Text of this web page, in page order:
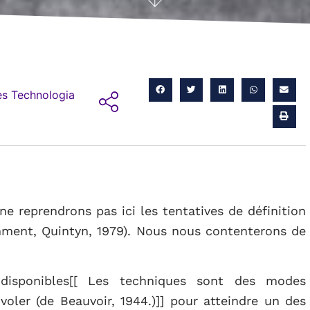
Technologia
reprendrons pas ici les tentatives de définition
Quintyn, 1979). Nous nous contenterons de
Les techniques sont des modes
(de Beauvoir, 1944.)]] pour atteindre un des